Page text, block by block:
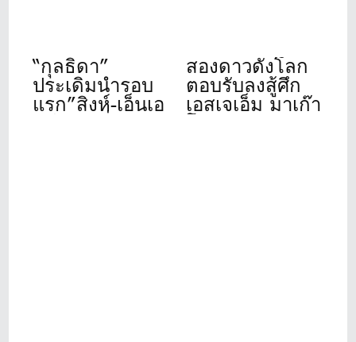
“กุลธิดา”
ประเดิมนำรอบ
แรก”สิงห์-เอ็นเอ
สดีเอฟ”ที่เดอะ
สองดาวดังโลก
ตอบรับลงสู้ศึก
เอสเจเอ็ม มาเก๊า
โอเพ่น 2026